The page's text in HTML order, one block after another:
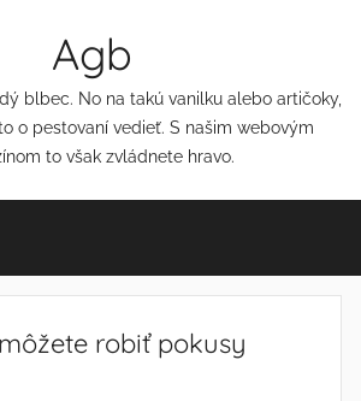
Agb
blbec. No na takú vanilku alebo artičoky,
o pestovaní vedieť. S našim webovým
to však zvládnete hravo.
robiť pokusy